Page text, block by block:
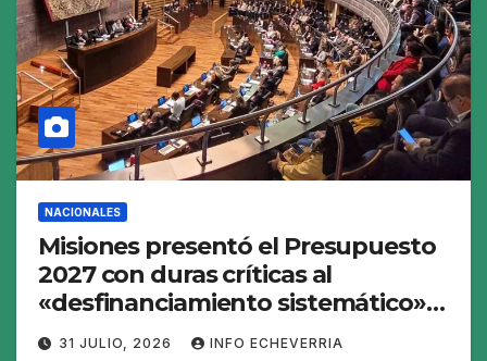
NACIONALES
Misiones presentó el Presupuesto
2027 con duras críticas al
«desfinanciamiento sistemático»
de Nación
31 JULIO, 2026 INFO ECHEVERRIA